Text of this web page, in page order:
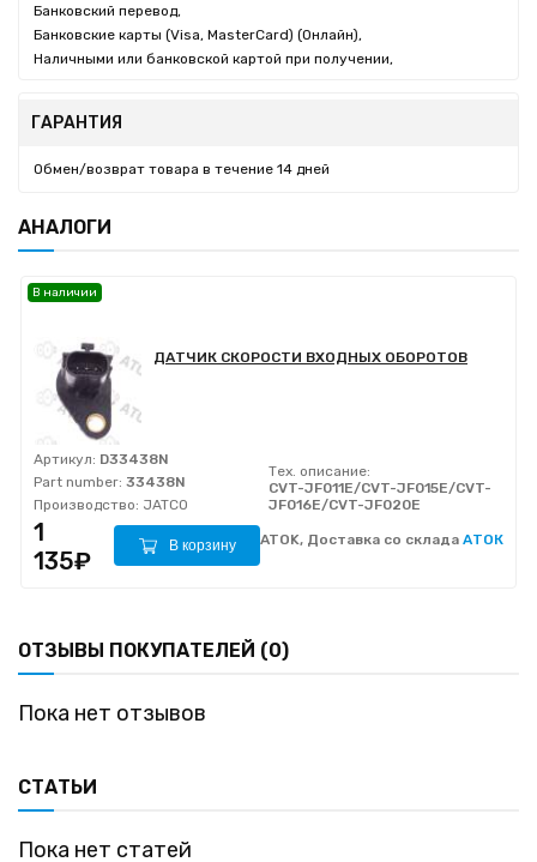
Банковский перевод,
Банковские карты (Visa, MasterCard) (Онлайн),
Наличными или банковской картой при получении,
ГАРАНТИЯ
Обмен/возврат товара в течение 14 дней
АНАЛОГИ
ДАТЧИК СКОРОСТИ ВХОДНЫХ ОБОРОТОВ
Артикул: D33438N
Part number: 33438N
Производство: JATCO
Тех. описание:
CVT-JF011E/CVT-JF015E/CVT-
JF016E/CVT-JF020E
В наличии
1
135₽
В корзину ATOK, Доставка со склада АТОК
ОТЗЫВЫ ПОКУПАТЕЛЕЙ (0)
Пока нет отзывов
СТАТЬИ
Пока нет статей